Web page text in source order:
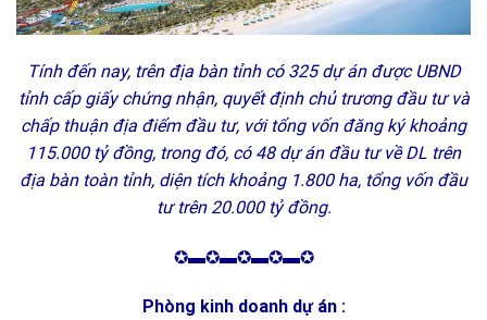
Tính đến nay, trên địa bàn tỉnh có 325 dự án được UBND
tỉnh cấp giấy chứng nhận, quyết định chủ trương đầu tư và
chấp thuận địa điểm đầu tư, với tổng vốn đăng ký khoảng
115.000 tỷ đồng, trong đó, có 48 dự án đầu tư về DL trên
địa bàn toàn tỉnh, diện tích khoảng 1.800 ha, tổng vốn đầu
tư trên 20.000 tỷ đồng.
✪▬✪▬✪▬✪▬✪
Phòng kinh doanh dự án :